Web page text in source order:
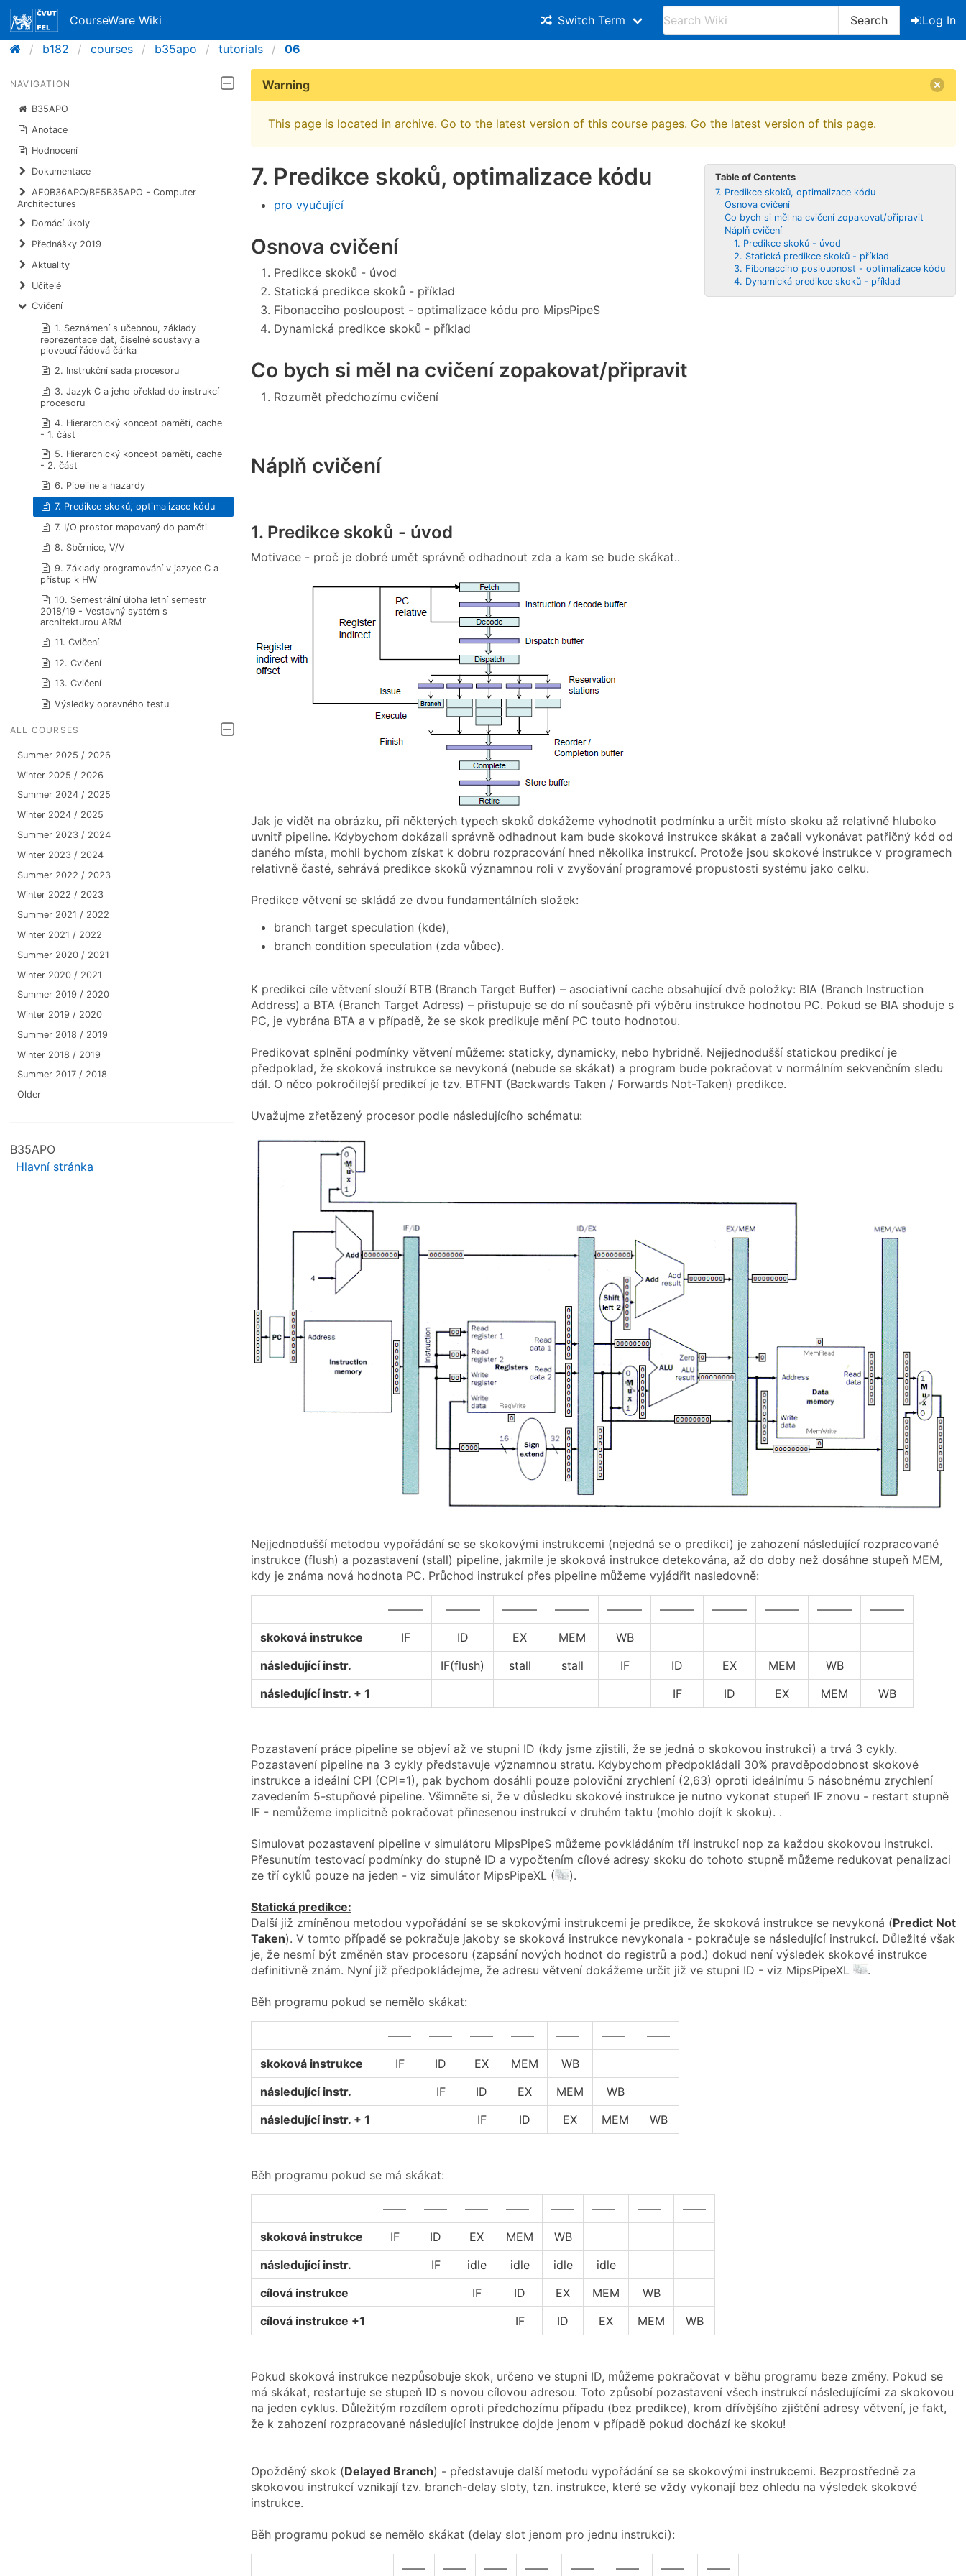
CourseWare Wiki Switch Term Search
Log In
b182
courses b35apo tutorials 06
NAVIGATION
B35APO
Anotace
Hodnocení
Dokumentace
AE0B36APO/BE5B35APO - Computer
Architectures
Domácí úkoly
Přednášky 2019
Aktuality
Učitelé
Cvičení
1. Seznámení s učebnou, základy
reprezentace dat, číselné soustavy a
plovoucí řádová čárka
2. Instrukční sada procesoru
3. Jazyk C a jeho překlad do instrukcí
procesoru
4. Hierarchický koncept pamětí, cache
- 1. část
5. Hierarchický koncept pamětí, cache
- 2. část
6. Pipeline a hazardy
7. Predikce skoků, optimalizace kódu
7. I/O prostor mapovaný do paměti
8. Sběrnice, V/V
9. Základy programování v jazyce C a
přístup k HW
10. Semestrální úloha letní semestr
2018/19 - Vestavný systém s
architekturou ARM
11. Cvičení
12. Cvičení
13. Cvičení
Výsledky opravného testu
ALL COURSES
Summer 2025 / 2026
Winter 2025 / 2026
Summer 2024 / 2025
Winter 2024 / 2025
Summer 2023 / 2024
Winter 2023 / 2024
Summer 2022 / 2023
Winter 2022 / 2023
Summer 2021 / 2022
Winter 2021 / 2022
Summer 2020 / 2021
Winter 2020 / 2021
Summer 2019 / 2020
Winter 2019 / 2020
Summer 2018 / 2019
Winter 2018 / 2019
Summer 2017 / 2018
Older
B35APO
Hlavní stránka
Warning
This page is located in archive. Go to the latest version of this course pages. Go the latest version of this page.
Table of Contents
7. Predikce skoků, optimalizace kódu
Osnova cvičení
Co bych si měl na cvičení zopakovat/připravit
Náplň cvičení
1. Predikce skoků - úvod
2. Statická predikce skoků - příklad
3. Fibonacciho posloupnost - optimalizace kódu
4. Dynamická predikce skoků - příklad
7. Predikce skoků, optimalizace kódu
pro vyučující
Osnova cvičení
Predikce skoků - úvod
Statická predikce skoků - příklad
Fibonacciho posloupost - optimalizace kódu pro MipsPipeS
Dynamická predikce skoků - příklad
Co bych si měl na cvičení zopakovat/připravit
Rozumět předchozímu cvičení
Náplň cvičení
1. Predikce skoků - úvod
Motivace - proč je dobré umět správně odhadnout zda a kam se bude skákat..
Jak je vidět na obrázku, při některých typech skoků dokážeme vyhodnotit podmínku a určit místo skoku až relativně hluboko
uvnitř pipeline. Kdybychom dokázali správně odhadnout kam bude skoková instrukce skákat a začali vykonávat patřičný kód od
daného místa, mohli bychom získat k dobru rozpracování hned několika instrukcí. Protože jsou skokové instrukce v programech
relativně časté, sehrává predikce skoků významnou roli v zvyšování programové propustosti systému jako celku.
Predikce větvení se skládá ze dvou fundamentálních složek:
branch target speculation (kde),
branch condition speculation (zda vůbec).
K predikci cíle větvení slouží BTB (Branch Target Buffer) – asociativní cache obsahující dvě položky: BIA (Branch Instruction
Address) a BTA (Branch Target Adress) – přistupuje se do ní současně při výběru instrukce hodnotou PC. Pokud se BIA shoduje s
PC, je vybrána BTA a v případě, že se skok predikuje mění PC touto hodnotou.
Predikovat splnění podmínky větvení můžeme: staticky, dynamicky, nebo hybridně. Nejjednodušší statickou predikcí je
předpoklad, že skoková instrukce se nevykoná (nebude se skákat) a program bude pokračovat v normálním sekvenčním sledu
dál. O něco pokročilejší predikcí je tzv. BTFNT (Backwards Taken / Forwards Not-Taken) predikce.
Uvažujme zřetězený procesor podle následujícího schématu:
Nejjednodušší metodou vypořádání se se skokovými instrukcemi (nejedná se o predikci) je zahození následující rozpracované
instrukce (flush) a pozastavení (stall) pipeline, jakmile je skoková instrukce detekována, až do doby než dosáhne stupeň MEM,
kdy je známa nová hodnota PC. Průchod instrukcí přes pipeline můžeme vyjádřit nasledovně:
——— ——— ——— ——— ——— ——— ——— ——— ———
———
skoková instrukce
IF ID EX MEM
WB
následující instr.
IF(flush) stall stall IF ID EX MEM
WB
následující instr. + 1
IF ID EX MEM WB
Pozastavení práce pipeline se objeví až ve stupni ID (kdy jsme zjistili, že se jedná o skokovou instrukci) a trvá 3 cykly.
Pozastavení pipeline na 3 cykly představuje významnou stratu. Kdybychom předpokládali 30% pravděpodobnost skokové
instrukce a ideální CPI (CPI=1), pak bychom dosáhli pouze poloviční zrychlení (2,63) oproti ideálnímu 5 násobnému zrychlení
zavedením 5-stupňové pipeline. Všimněte si, že v důsledku skokové instrukce je nutno vykonat stupeň IF znovu - restart stupně
IF - nemůžeme implicitně pokračovat přinesenou instrukcí v druhém taktu (mohlo dojít k skoku). .
Simulovat pozastavení pipeline v simulátoru MipsPipeS můžeme povkládáním tří instrukcí nop za každou skokovou instrukci.
Přesunutím testovací podmínky do stupně ID a vypočtením cílové adresy skoku do tohoto stupně můžeme redukovat penalizaci
ze tří cyklů pouze na jeden - viz simulátor MipsPipeXL (
).
Statická predikce:
Další již zmíněnou metodou vypořádání se se skokovými instrukcemi je predikce, že skoková instrukce se nevykoná (Predict Not
Taken). V tomto případě se pokračuje jakoby se skoková instrukce nevykonala - pokračuje se následující instrukcí. Důležité však
je, že nesmí být změněn stav procesoru (zapsání nových hodnot do registrů a pod.) dokud není výsledek skokové instrukce
definitivně znám. Nyní již předpokládejme, že adresu větvení dokážeme určit již ve stupni ID - viz MipsPipeXL
.
Běh programu pokud se nemělo skákat:
—— —— —— —— —— ——
——
skoková instrukce
IF ID EX MEM
WB
následující instr.
IF ID EX MEM
WB
následující instr. + 1
IF ID EX MEM WB
Běh programu pokud se má skákat:
—— —— —— —— —— —— ——
——
skoková instrukce
IF ID EX MEM
WB
následující instr.
IF idle idle idle
idle
cílová instrukce
IF ID EX MEM
WB
cílová instrukce +1
IF ID EX MEM WB
Pokud skoková instrukce nezpůsobuje skok, určeno ve stupni ID, můžeme pokračovat v běhu programu beze změny. Pokud se
má skákat, restartuje se stupeň ID s novou cílovou adresou. Toto způsobí pozastavení všech instrukcí následujícími za skokovou
na jeden cyklus. Důležitým rozdílem oproti předchozímu případu (bez predikce), krom dřívějšího zjištění adresy větvení, je fakt,
že k zahození rozpracované následující instrukce dojde jenom v případě pokud dochází ke skoku!
Opožděný skok (Delayed Branch) - představuje další metodu vypořádání se se skokovými instrukcemi. Bezprostředně za
skokovou instrukcí vznikají tzv. branch-delay sloty, tzn. instrukce, které se vždy vykonají bez ohledu na výsledek skokové
instrukce.
Běh programu pokud se nemělo skákat (delay slot jenom pro jednu instrukci):
—— —— —— —— —— —— —— ——